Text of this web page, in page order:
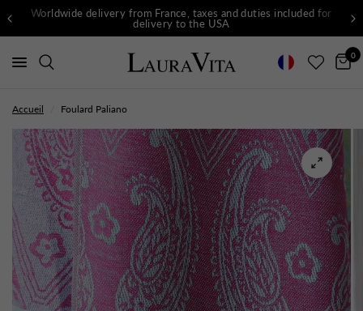
Worldwide delivery from France, taxes and duties included for
delivery to the USA
0
Accueil Foulard Paliano